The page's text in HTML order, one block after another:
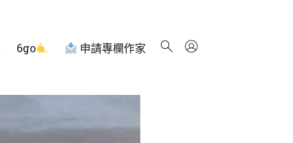
6go 申請專欄作家